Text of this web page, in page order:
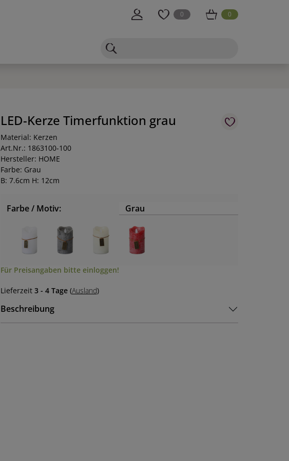
0 0
LED-Kerze Timerfunktion grau
Material: Kerzen
Art.Nr.: 1863100-100
Hersteller: HOME
Farbe: Grau
B: 7.6cm H: 12cm
Farbe / Motiv: Grau
Für Preisangaben bitte einloggen!
Lieferzeit 3 - 4 Tage(Ausland)
Beschreibung